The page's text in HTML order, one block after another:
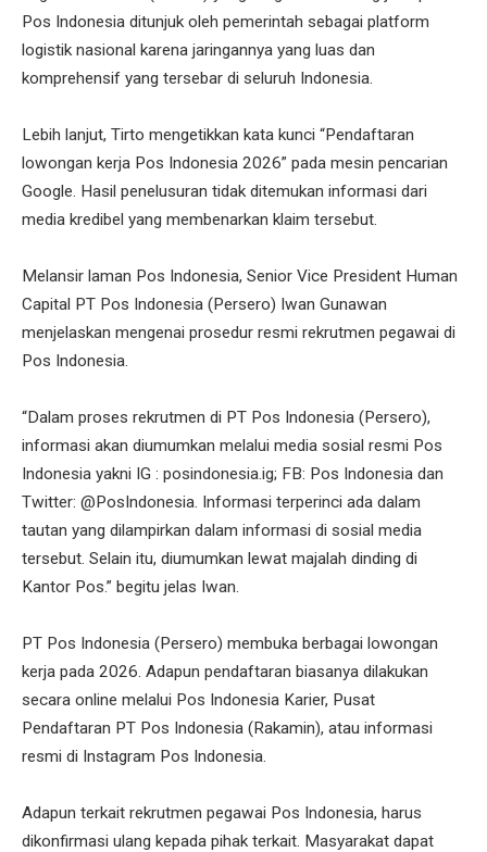
Pos Indonesia ditunjuk oleh pemerintah sebagai platform
logistik nasional karena jaringannya yang luas dan
komprehensif yang tersebar di seluruh Indonesia.
Lebih lanjut, Tirto mengetikkan kata kunci “Pendaftaran
lowongan kerja Pos Indonesia 2026” pada mesin pencarian
Google. Hasil penelusuran tidak ditemukan informasi dari
media kredibel yang membenarkan klaim tersebut.
Melansir laman Pos Indonesia, Senior Vice President Human
Capital PT Pos Indonesia (Persero) Iwan Gunawan
menjelaskan mengenai prosedur resmi rekrutmen pegawai di
Pos Indonesia.
“Dalam proses rekrutmen di PT Pos Indonesia (Persero),
informasi akan diumumkan melalui media sosial resmi Pos
Indonesia yakni IG : posindonesia.ig; FB: Pos Indonesia dan
Twitter: @PosIndonesia. Informasi terperinci ada dalam
tautan yang dilampirkan dalam informasi di sosial media
tersebut. Selain itu, diumumkan lewat majalah dinding di
Kantor Pos.” begitu jelas Iwan.
PT Pos Indonesia (Persero) membuka berbagai lowongan
kerja pada 2026. Adapun pendaftaran biasanya dilakukan
secara online melalui Pos Indonesia Karier, Pusat
Pendaftaran PT Pos Indonesia (Rakamin), atau informasi
resmi di Instagram Pos Indonesia.
Adapun terkait rekrutmen pegawai Pos Indonesia, harus
dikonfirmasi ulang kepada pihak terkait. Masyarakat dapat